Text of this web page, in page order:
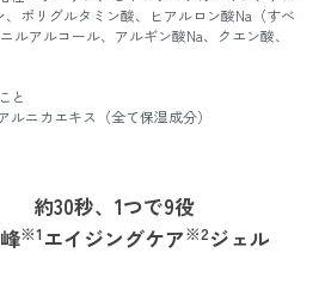
ポリグルタミン酸、ヒアルロン酸Na（すべ
ルアルコール、アルギン酸Na、クエン酸、
と
ニカエキス（全て保湿成分）
約30秒、1つで9役
※1エイジングケア※2ジェル